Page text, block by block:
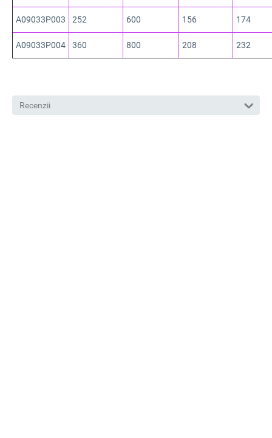
A09033P003 252 600 156 174
A09033P004 360 800 208 232
Recenzii